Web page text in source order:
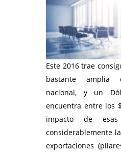
Este 2016 trae
bastante
nacional, y un
encuentra entre los
impacto de
considerablemente
exportaciones